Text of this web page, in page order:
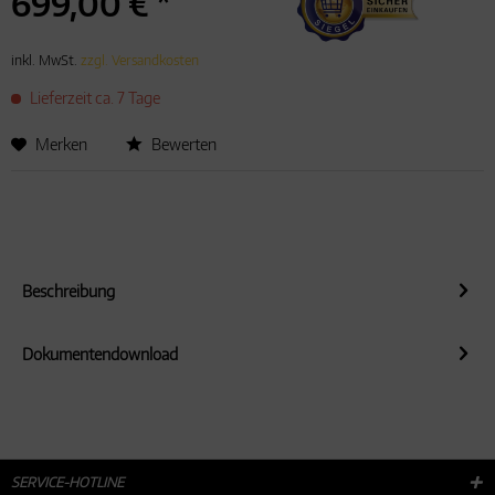
inkl. MwSt. zzgl. Versandkosten
Lieferzeit ca. 7 Tage
Merken Bewerten
Beschreibung
Dokumentendownload
SERVICE-HOTLINE